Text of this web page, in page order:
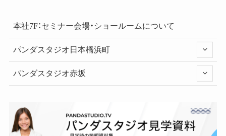
本社7F：セミナー会場・ショールームについて
パンダスタジオ日本橋浜町
パンダスタジオ赤坂